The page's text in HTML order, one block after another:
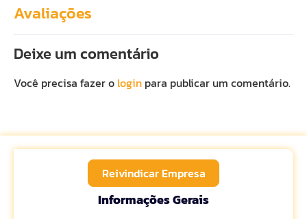
Avaliações
Deixe um comentário
Você precisa fazer o login para publicar um comentário.
Reivindicar Empresa
Informações Gerais